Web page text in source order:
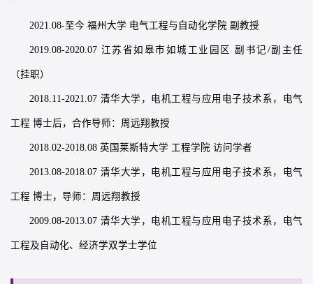
2021.08-至今 福州大学 电气工程与自动化学院 副教授
2019.08-2020.07 江苏省如皋市如城工业园区 副书记/副主任
（挂职）
2018.11-2021.07 清华大学，电机工程与应用电子技术系，电气
工程 博士后，合作导师：周远翔教授
2018.02-2018.08 英国莱斯特大学 工程学院 访问学者
2013.08-2018.07 清华大学，电机工程与应用电子技术系，电气
工程 博士，导师：周远翔教授
2009.08-2013.07 清华大学，电机工程与应用电子技术系，电气
工程及自动化、经济学双学士学位